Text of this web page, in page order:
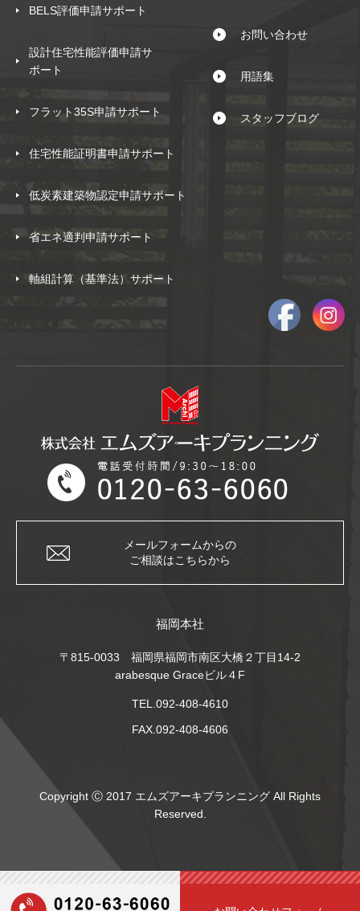
BELS評価申請サポート
設計住宅性能評価申請サ
ポート
フラット35S申請サポート
住宅性能証明書申請サポート
低炭素建築物認定申請サポート
省エネ適判申請サポート
軸組計算（基準法）サポート
お問い合わせ
用語集
スタッフブログ
メールフォームからの
ご相談はこちらから
福岡本社
〒815-0033 福岡県福岡市南区大橋２丁目14-2
arabesque Graceビル４F
TEL.092-408-4610
FAX.092-408-4606
Copyright Ⓒ 2017 エムズアーキプランニング All Rights
Reserved.